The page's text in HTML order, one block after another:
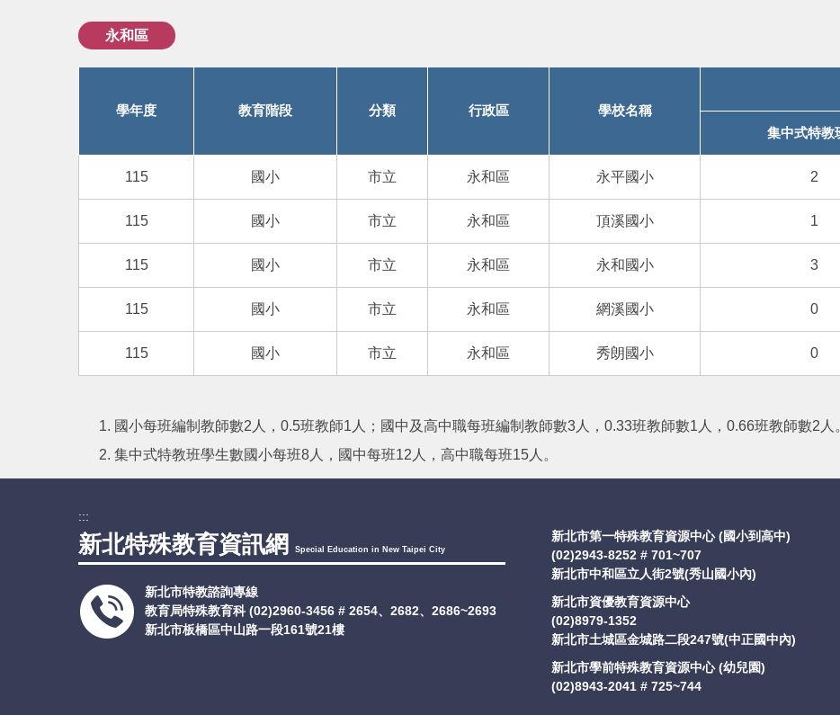
永和區
學年度 教育階段 分類 行政區 學校名稱
集中式特教
115 國小 市立 永和區 永平國小 2
115 國小 市立 永和區 頂溪國小 1
115 國小 市立 永和區 永和國小 3
115 國小 市立 永和區 網溪國小 0
115 國小 市立 永和區 秀朗國小 0
國小每班編制教師數2人，0.5班教師1人；國中及高中職每班編制教師數3人，0.33班教師數1人，0.66班教師數2人
集中式特教班學生數國小每班8人，國中每班12人，高中職每班15人。
:::
新北特殊教育資訊網 Special Education in New Taipei City
新北市特教諮詢專線
教育局特殊教育科 (02)2960-3456 # 2654、2682、2686~2693
新北市板橋區中山路一段161號21樓
新北市第一特殊教育資源中心 (國小到高中)
(02)2943-8252 # 701~707
新北市中和區立人街2號(秀山國小內)
新北市資優教育資源中心
(02)8979-1352
新北市土城區金城路二段247號(中正國中內)
新北市學前特殊教育資源中心 (幼兒園)
(02)8943-2041 # 725~744